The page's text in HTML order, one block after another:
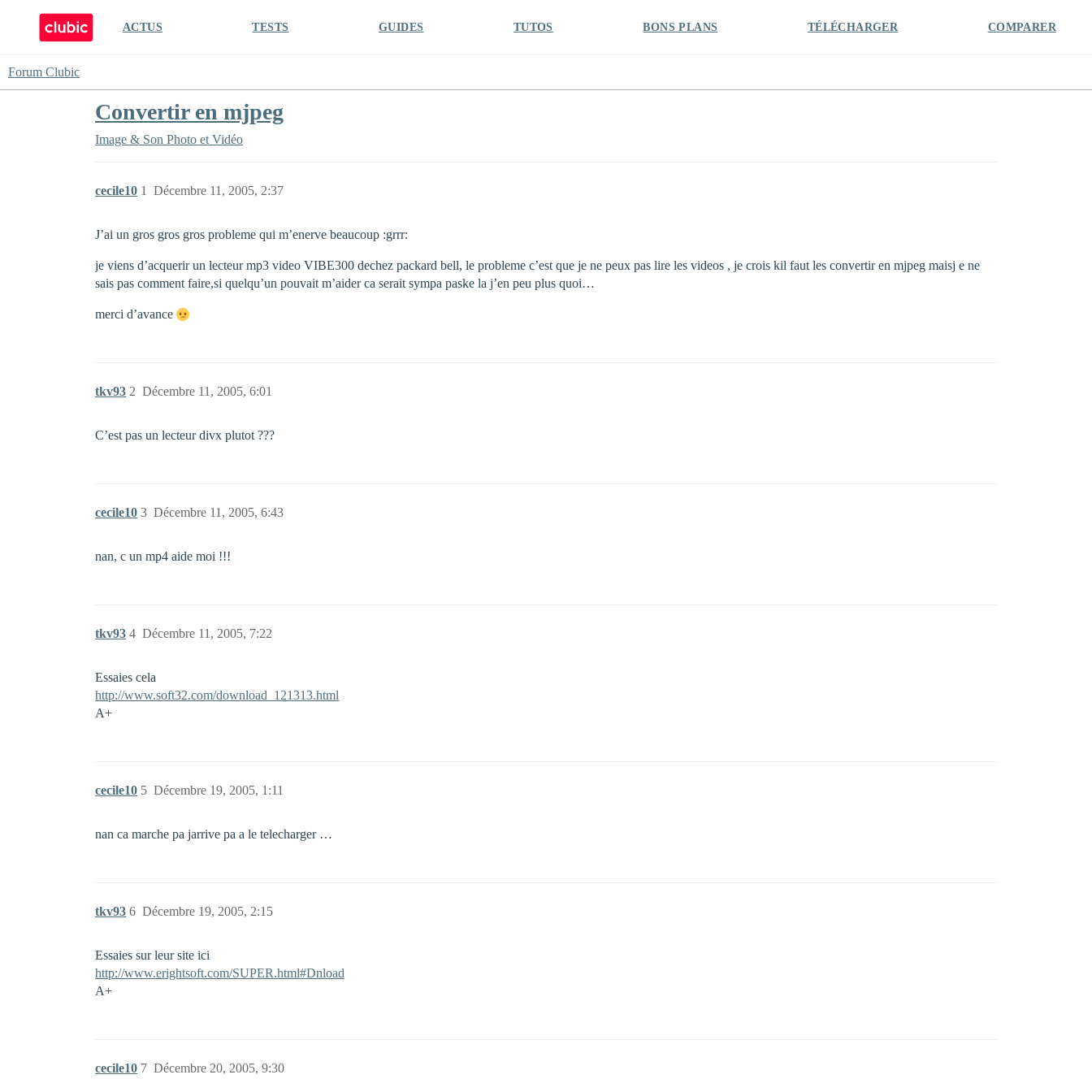
ACTUS TESTS GUIDES TUTOS BONS PLANS TÉLÉCHARGER COMPARER
Forum Clubic
Convertir en mjpeg
Image & Son Photo et Vidéo
cecile10 Décembre 11, 2005, 2:37
1
J’ai un gros gros gros probleme qui m’enerve beaucoup :grrr:
je viens d’acquerir un lecteur mp3 video VIBE300 dechez packard bell, le probleme c’est que je ne peux pas lire les videos , je crois kil faut les convertir en mjpeg maisj e ne
sais pas comment faire,si quelqu’un pouvait m’aider ca serait sympa paske la j’en peu plus quoi…
merci d’avance
tkv93 Décembre 11, 2005, 6:01
2
C’est pas un lecteur divx plutot ???
cecile10 Décembre 11, 2005, 6:43
3
nan, c un mp4 aide moi !!!
tkv93 Décembre 11, 2005, 7:22
4
Essaies cela
http://www.soft32.com/download_121313.html
A+
cecile10 Décembre 19, 2005, 1:11
5
nan ca marche pa jarrive pa a le telecharger …
tkv93 Décembre 19, 2005, 2:15
6
Essaies sur leur site ici
http://www.erightsoft.com/SUPER.html#Dnload
A+
cecile10 Décembre 20, 2005, 9:30
7